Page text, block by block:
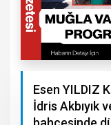
Esen YILDIZ
İdris Akbıyık